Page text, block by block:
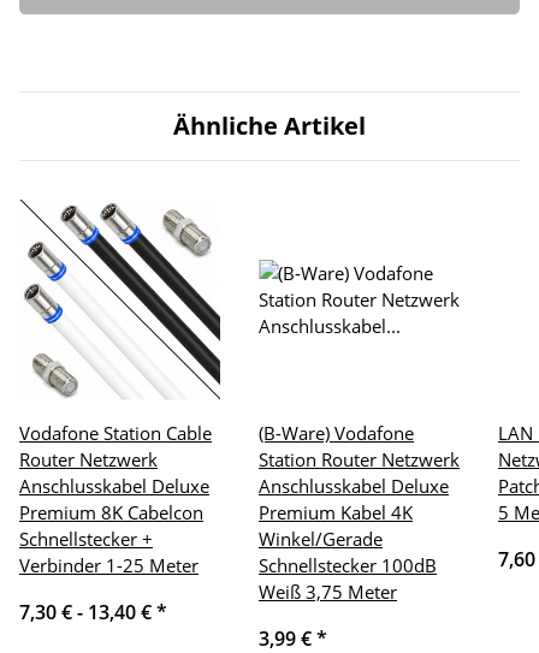
Ähnliche Artikel
Vodafone Station Cable
Router Netzwerk
Anschlusskabel Deluxe
Premium 8K Cabelcon
Schnellstecker +
Verbinder 1-25 Meter
7,30 € - 13,40 €*
(B-Ware) Vodafone
Station Router Netzwerk
Anschlusskabel Deluxe
Premium Kabel 4K
Winkel/Gerade
Schnellstecker 100dB
Weiß 3,75 Meter
3,99 €*
LAN
5